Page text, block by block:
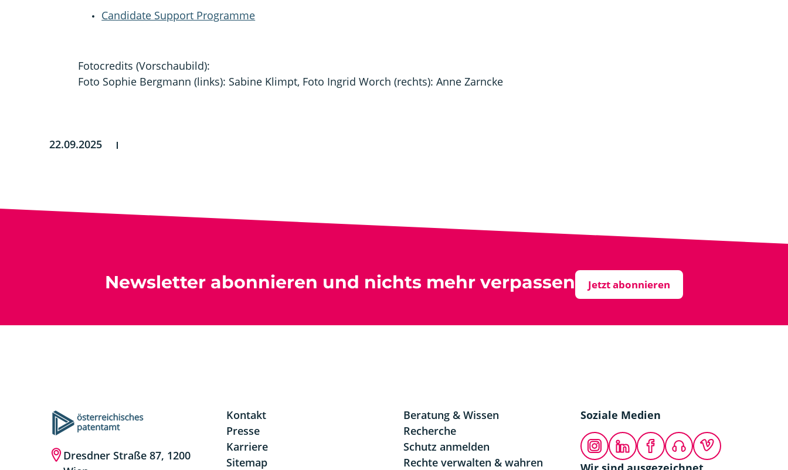
Candidate Support Programme
Fotocredits (Vorschaubild):
Foto Sophie Bergmann (links): Sabine Klimpt, Foto Ingrid Worch (rechts): Anne Zarncke
22.09.2025
Newsletter abonnieren und nichts mehr verpassen Jetzt abonnieren
Dresdner Straße 87, 1200
Kontakt
Presse
Karriere
Sitemap
Beratung & Wissen
Recherche
Schutz anmelden
Rechte verwalten & wahren
Soziale Medien
InstagramLinkedInFacebookPodcastVimeo